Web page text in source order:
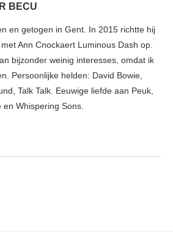
BECU
en getogen in Gent. In 2015 richtte hij
Ann Cnockaert Luminous Dash op.
bijzonder weinig interesses, omdat ik
Persoonlijke helden: David Bowie,
Talk Talk. Eeuwige liefde aan Peuk,
en Whispering Sons.